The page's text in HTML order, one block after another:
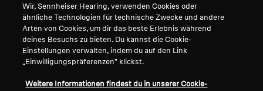
Entdecken
Über uns
Online-Verkäufe an Verbraucher
Richtlinie zur koordinierten
Offenlegung von
Sicherheitslücken
Sennheiser Consumer
Markenbotschafter
Wir, Sennheiser Hearing, verwenden Cookies oder
ähnliche Technologien für technische Zwecke und andere
Arten von Cookies, um dir das beste Erlebnis während
deines Besuchs zu bieten. Du kannst die Cookie-
Einstellungen verwalten, indem du auf den Link
„Einwilligungspräferenzen" klickst.
Weitere Informationen findest du in unserer Cookie-
Login